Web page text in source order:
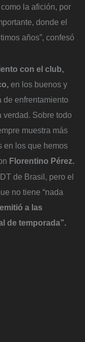
la afición, por
donde el
años”, confesó
con el club,
en los buenos y
de enfrentamiento
Sobre todo
muestra más
en los que hemos
Florentino Pérez.
de Brasil, pero el
no tiene “nada
a las
de temporada”.